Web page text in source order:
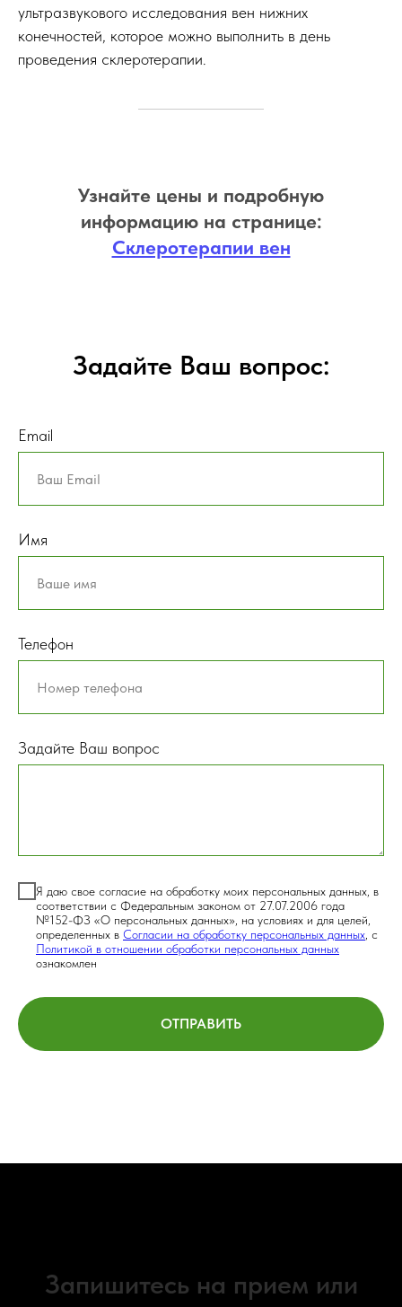
ультразвукового исследования вен нижних
конечностей, которое можно выполнить в день
проведения склеротерапии.
Узнайте цены и подробную
информацию на странице:
Склеротерапии вен
Задайте Ваш вопрос:
Email
Имя
Телефон
Задайте Ваш вопрос
Я даю свое согласие на обработку моих персональных данных, в
соответствии с Федеральным законом от 27.07.2006 года
№152-ФЗ «О персональных данных», на условиях и для целей,
определенных в Согласии на обработку персональных данных , с
Политикой в отношении обработки персональных данных
ознакомлен
ОТПРАВИТЬ
Запишитесь на прием или